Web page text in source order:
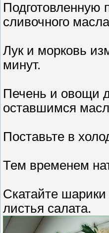
Подготовленную
сливочного
Лук и морковь
минут.
Печень и овощи
оставшимся
Поставьте в
Тем временем
Скатайте
листья салата.